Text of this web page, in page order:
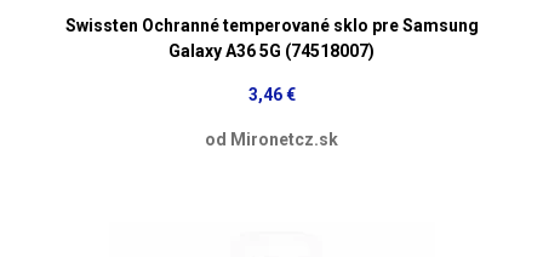
Swissten Ochranné temperované sklo pre Samsung
Galaxy A36 5G (74518007)
3,46 €
od Mironetcz.sk